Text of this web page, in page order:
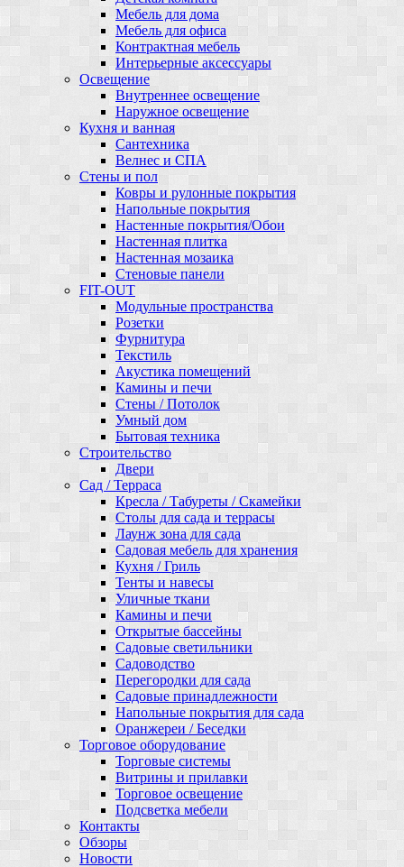
Мебель для дома
Мебель для офиса
Контрактная мебель
Интерьерные аксессуары
Освещение
Внутреннее освещение
Наружное освещение
Кухня и ванная
Сантехника
Велнес и СПА
Стены и пол
Ковры и рулонные покрытия
Напольные покрытия
Настенные покрытия/Обои
Настенная плитка
Настенная мозаика
Стеновые панели
FIT-OUT
Модульные пространства
Розетки
Фурнитура
Текстиль
Акустика помещений
Камины и печи
Стены / Потолок
Умный дом
Бытовая техника
Строительство
Двери
Сад / Терраса
Кресла / Табуреты / Скамейки
Столы для сада и террасы
Лаунж зона для сада
Садовая мебель для хранения
Кухня / Гриль
Тенты и навесы
Уличные ткани
Камины и печи
Открытые бассейны
Садовые светильники
Садоводство
Перегородки для сада
Садовые принадлежности
Напольные покрытия для сада
Оранжереи / Беседки
Торговое оборудование
Торговые системы
Витрины и прилавки
Торговое освещение
Подсветка мебели
Контакты
Обзоры
Новости